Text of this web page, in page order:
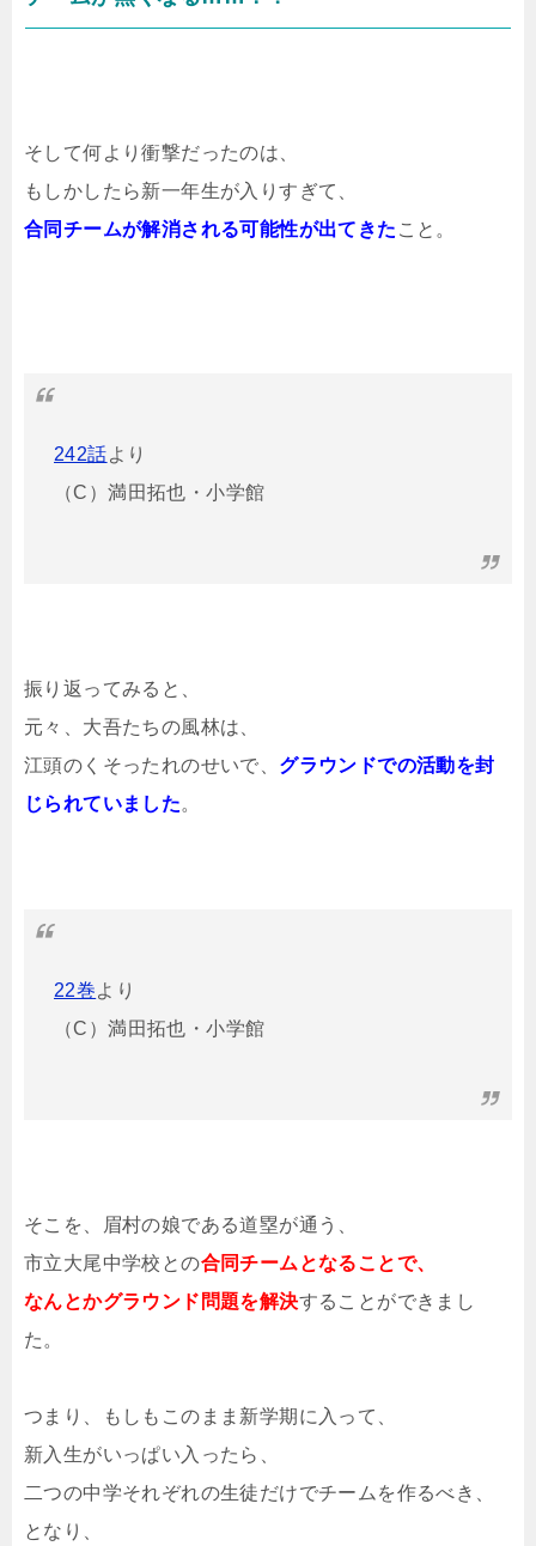
そして何より衝撃だったのは、
もしかしたら新一年生が入りすぎて、
合同チームが解消される可能性が出てきた こと。
242話より
（C）満田拓也・小学館
振り返ってみると、
元々、大吾たちの風林は、
江頭のくそったれのせいで、 グラウンドでの活動を封
じられていました。
22巻より
（C）満田拓也・小学館
そこを、眉村の娘である道塁が通う、
市立大尾中学校との合同チームとなることで、
なんとかグラウンド問題を解決することができまし
た。
つまり、もしもこのまま新学期に入って、
新入生がいっぱい入ったら、
二つの中学それぞれの生徒だけでチームを作るべき、
となり、